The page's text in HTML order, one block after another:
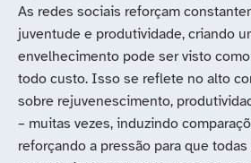
As redes sociais reforçam
juventude e produtividade, criando
envelhecimento pode ser visto
todo custo. Isso se reflete no alto
sobre rejuvenescimento,
– muitas vezes, induzindo
reforçando a pressão para que